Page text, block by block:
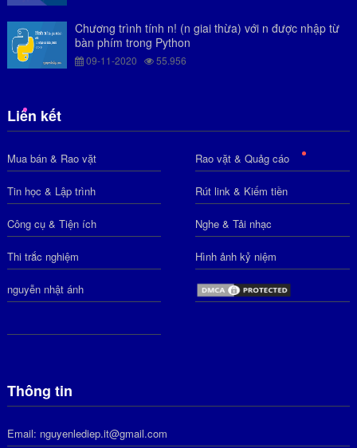
Chương trình tính n! (n giai thừa) với n được nhập từ
bàn phím trong Python
09-11-2020 55.956
Liên kết
Mua bán & Rao vặt Rao vặt & Quảg cáo
Tin học & Lập trình Rút link & Kiếm tiền
Công cụ & Tiện ích Nghe & Tải nhạc
Thi trắc nghiệm Hình ảnh kỷ niệm
nguyễn nhật ánh
Thông tin
Email: nguyenlediep.it@gmail.com